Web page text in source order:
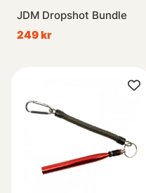
JDM Dropshot Bundle
249 kr